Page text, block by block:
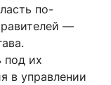
по-
—
под их
в управлении